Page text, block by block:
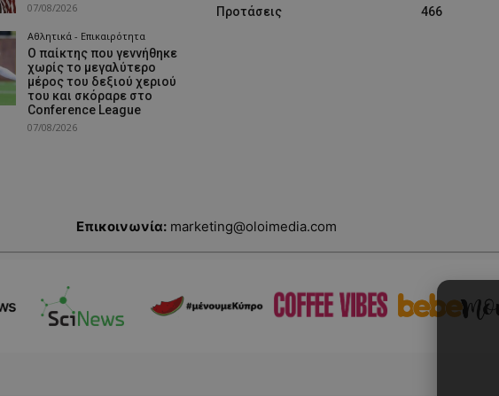
07/08/2026
Αθλητικά - Επικαιρότητα
Ο παίκτης που γεννήθηκε
χωρίς το μεγαλύτερο
μέρος του δεξιού χεριού
του και σκόραρε στο
Conference League
07/08/2026
Προτάσεις
466
Επικοινωνία: marketing@oloimedia.com